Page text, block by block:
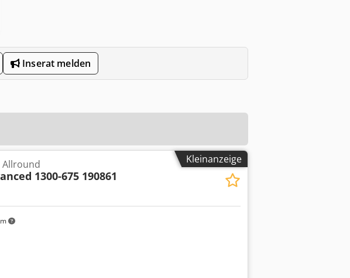
Inserat melden
Kleinanzeige
Allround
1300-675 190861